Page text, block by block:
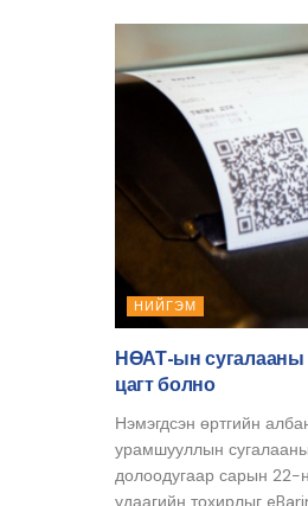
НИЙГЭМ
НӨАТ-ын сугалааны
цагт болно
Нэмэгдсэн өртгийн
урамшууллын
долоодугаар сарын 22-
удаагийн тохирлыг